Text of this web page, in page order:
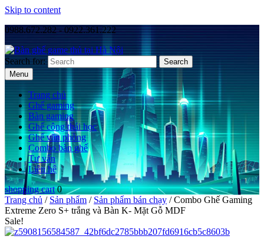
Skip to content
0988.672.282 - 0922.361.222
Search for:
Menu
Trang chủ
Ghế gaming
Bàn gaming
Ghế công thái học
Ghế văn phòng
Combo bàn ghế
Tư vấn
Liên hệ
shopping cart 0
Trang chủ / Sản phẩm / Sản phẩm bán chạy / Combo Ghế Gaming
Extreme Zero S+ trắng và Bàn K- Mặt Gỗ MDF
Sale!